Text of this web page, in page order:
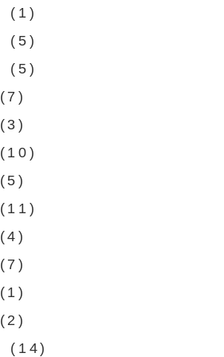
(1)
(5)
(5)
(7)
(3)
(10)
(5)
(11)
(4)
(7)
(1)
(2)
(14)